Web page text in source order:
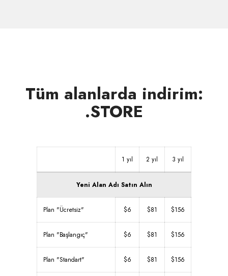
Tüm alanlarda indirim:
.STORE
1 yıl 2 yıl 3 yıl
Yeni Alan Adı Satın Alın
Plan "Ücretsiz" $6 $81 $156
Plan "Başlangıç" $6 $81 $156
Plan "Standart" $6 $81 $156